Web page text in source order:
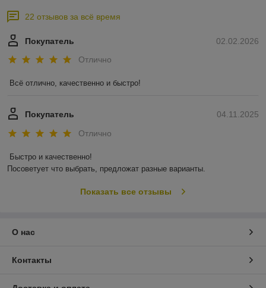
22 отзывов за всё время
02.02.2026
Покупатель
Отлично
Всё отлично, качественно и быстро!
04.11.2025
Покупатель
Отлично
Быстро и качественно!
Посоветует что выбрать, предложат разные варианты.
Показать все отзывы
О нас
Контакты